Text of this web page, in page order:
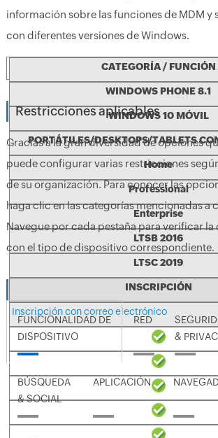
información sobre las funciones de MDM y
con diferentes versiones de Windows.
CATEGORÍA / FUNCIÓN
WINDOWS PHONE 8.1
WINDOWS 10 MÓVIL
PORTÁTILES/DESKTOPS/TABLETS
Home
Professional
Enterprise
LTSB 2016
LTSC 2019
INSCRIPCIÓN
Inscripción con correo electrónico
Restricciones aplicables
Gracias a la gran diversidad de opciones
puede configurar varias restricciones
de su organización. Para conocer las
haga clic en las categorías mencionadas a
Navegue por cada pestaña para verificar
con el tipo de dispositivo correspondiente.
FUNCIONALIDAD DEL DISPOSITIVO
FUNCIONALIDAD DE
DISPOSITIVO
RED
&
BÚSQUEDA
& SOCIAL
APLICACIÓN